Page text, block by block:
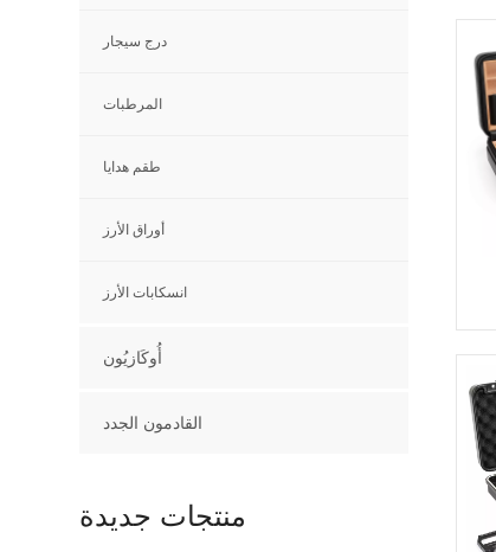
درج سيجار
المرطبات
طقم هدايا
أوراق الأرز
انسكابات الأرز
أُوكَازيُون
القادمون الجدد
منتجات جديدة